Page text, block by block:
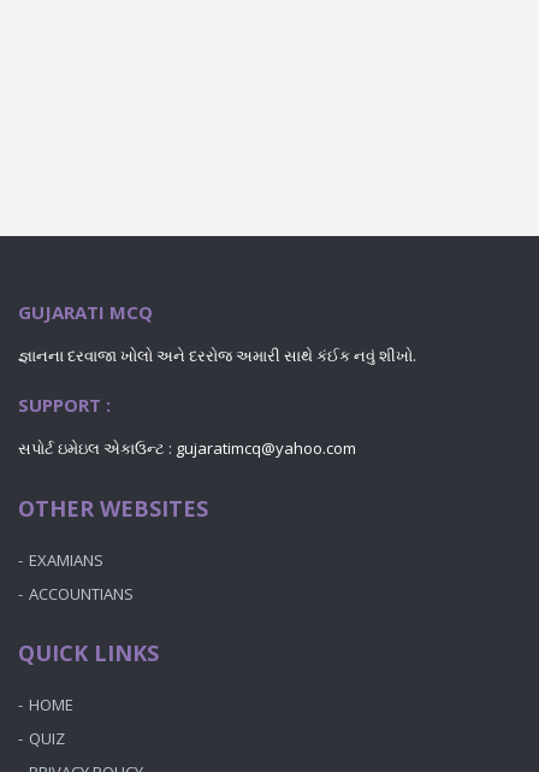
GUJARATI MCQ
જ્ઞાનના દરવાજા ખોલો અને દરરોજ અમારી સાથે કંઈક નવું શીખો.
SUPPORT :
સપોર્ટ ઇમેઇલ એકાઉન્ટ : gujaratimcq@yahoo.com
OTHER WEBSITES
EXAMIANS
ACCOUNTIANS
QUICK LINKS
HOME
QUIZ